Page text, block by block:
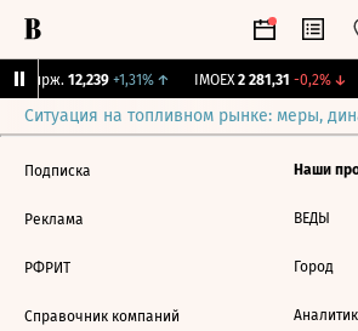
Бирж. 12,239 +1,31%↑ IMOEX 2 281,31 -0,2%↓
Ситуация на топливном рынке: меры,
Подписка
Реклама
РФРИТ
Справочник компаний
Наши
ВЕДЫ
Город